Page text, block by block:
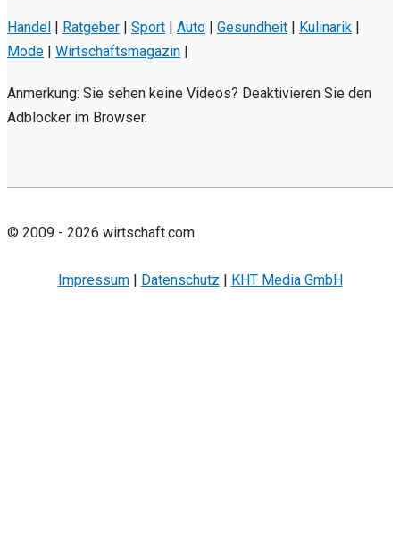
Handel | Ratgeber | Sport | Auto | Gesundheit | Kulinarik |
Mode | Wirtschaftsmagazin |
Anmerkung: Sie sehen keine Videos? Deaktivieren Sie den
Adblocker im Browser.
© 2009 - 2026 wirtschaft.com
Impressum| Datenschutz | KHT Media GmbH